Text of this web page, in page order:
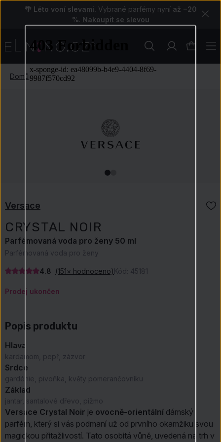
🌴 Léto voní slevami. Vybrané parfémy nyní až −20
%. Nakoupit se slevou
Domů
Versace
CRYSTAL NOIR
Parfémovaná voda pro ženy 50 ml
Parfémovaná voda pro ženy
4.8 (151× hodnoceno)Kód: 45181
Prodej ukončen
Popis produktu
Hlava
kardamom, pepř, zázvor
Srdce
gardénie, pivoňka, květy pomerančovníku
Základ
jantar, santalové dřevo, pižmo
Versace Crystal Noir je ovocně-orientální dámský
parfém, který si vás podmaní už od prvního okamžiku svou
magickou přitažlivostí. Tato osobitá vůně, uvedená na trh v